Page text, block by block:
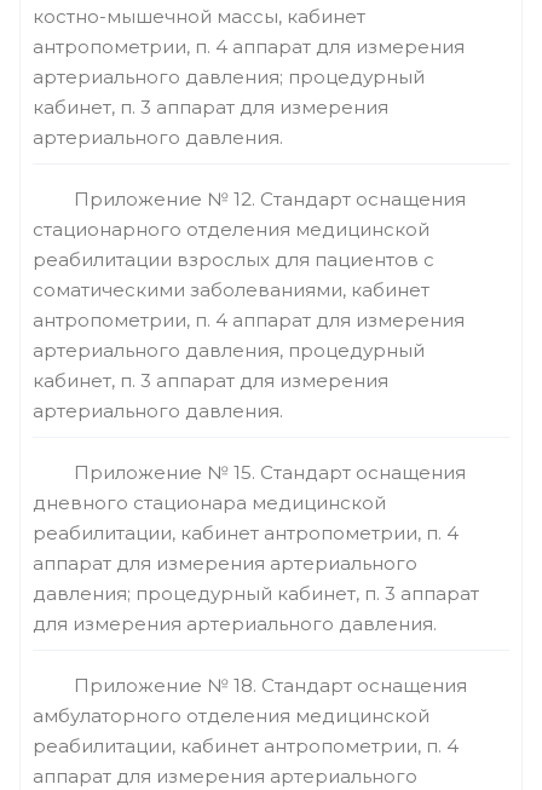
костно-мышечной массы, кабинет
антропометрии, п. 4 аппарат для измерения
артериального давления; процедурный
кабинет, п. 3 аппарат для измерения
артериального давления.
Приложение № 12. Стандарт оснащения
стационарного отделения медицинской
реабилитации взрослых для пациентов с
соматическими заболеваниями, кабинет
антропометрии, п. 4 аппарат для измерения
артериального давления, процедурный
кабинет, п. 3 аппарат для измерения
артериального давления.
Приложение № 15. Стандарт оснащения
дневного стационара медицинской
реабилитации, кабинет антропометрии, п. 4
аппарат для измерения артериального
давления; процедурный кабинет, п. 3 аппарат
для измерения артериального давления.
Приложение № 18. Стандарт оснащения
амбулаторного отделения медицинской
реабилитации, кабинет антропометрии, п. 4
аппарат для измерения артериального